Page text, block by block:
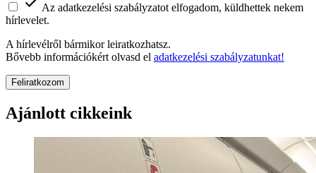
Az adatkezelési szabályzatot elfogadom, küldhettek nekem
hírlevelet.
A hírlevélről bármikor leiratkozhatsz.
Bővebb információkért olvasd el adatkezelési szabályzatunkat!
Feliratkozom
Ajánlott cikkeink